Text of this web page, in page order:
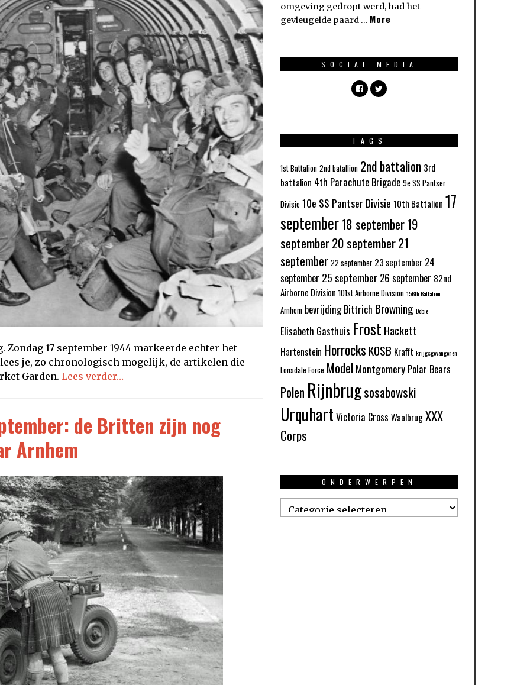
17 september 1944 markeerde echter het
je, zo chronologisch mogelijk, de artikelen die
Garden. Lees verder…
de Britten zijn nog
Arnhem
omgeving gedropt werd, had het
gevleugelde paard … More
SOCIAL MEDIA
TAGS
1st Battalion 2nd batallion 2nd battalion 3rd
battalion 4th Parachute Brigade 9e SS Pantser
Divisie 10e SS Pantser Divisie 10th Battalion 17
september18 september19
september20 september21
september 22 september 23 september 24
september 25 september 26 september 82nd
Airborne Division 101st Airborne Division 156th Battalion
Arnhem bevrijding Bittrich Browning Dobie
Elisabeth Gasthuis Frost Hackett
Hartenstein Horrocks KOSB Krafft krijgsgevangenen
Lonsdale Force ModelMontgomery Polar Bears
Polen Rijnbrugsosabowski
Urquhart Victoria Cross WaalbrugXXX
Corps
ONDERWERPEN
Onderwerpen